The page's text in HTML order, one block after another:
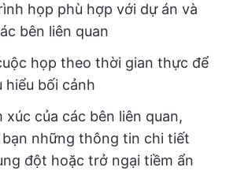
họp phù hợp với dự án và
bên liên quan
họp theo thời gian thực để
hiểu bối cảnh
xúc của các bên liên quan,
những thông tin chi tiết
đột hoặc trở ngại tiềm ẩn